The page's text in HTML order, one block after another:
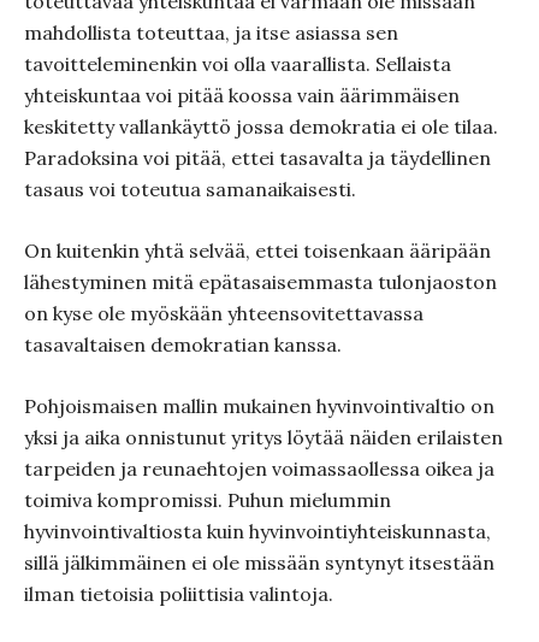
mahdollista toteuttaa, ja itse asiassa sen
tavoitteleminenkin voi olla vaarallista. Sellaista
yhteiskuntaa voi pitää koossa vain äärimmäisen
keskitetty vallankäyttö jossa demokratia ei ole tilaa.
Paradoksina voi pitää, ettei tasavalta ja täydellinen
tasaus voi toteutua samanaikaisesti.
On kuitenkin yhtä selvää, ettei toisenkaan ääripään
lähestyminen mitä epätasaisemmasta tulonjaoston
on kyse ole myöskään yhteensovitettavassa
tasavaltaisen demokratian kanssa.
Pohjoismaisen mallin mukainen hyvinvointivaltio on
yksi ja aika onnistunut yritys löytää näiden erilaisten
tarpeiden ja reunaehtojen voimassaollessa oikea ja
toimiva kompromissi. Puhun mielummin
hyvinvointivaltiosta kuin hyvinvointiyhteiskunnasta,
sillä jälkimmäinen ei ole missään syntynyt itsestään
ilman tietoisia poliittisia valintoja.